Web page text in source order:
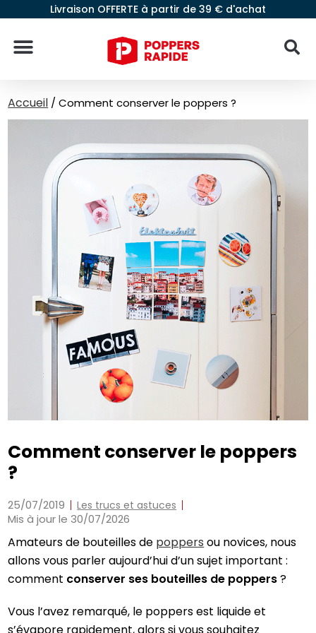
Livraison OFFERTE à partir de 39 € d'achat
Accueil /Comment conserver le poppers ?
Comment conserver le poppers
?
25/07/2019 Les trucs et astuces
Mis à jour le 30/07/2026
Amateurs de bouteilles de poppers ou novices, nous
allons vous parler aujourd’hui d’un sujet important :
comment conserver ses bouteilles de poppers?
Vous l’avez remarqué, le poppers est liquide et
s’évapore rapidement, alors si vous souhaitez